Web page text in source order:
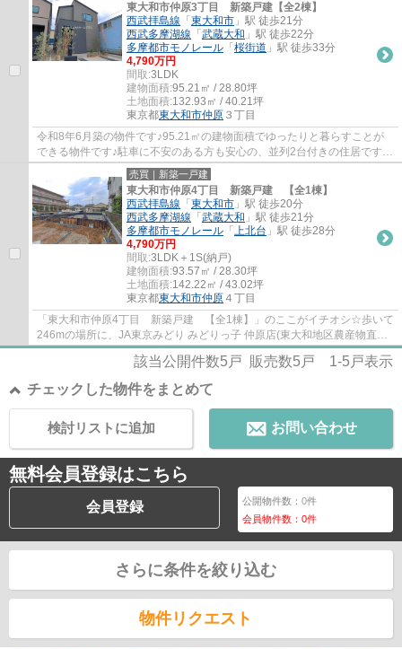
東大和市仲原3丁目 新築戸建【全2棟】
西武拝島線 「 東大和市 」駅 徒歩21分
西武多摩湖線 「 武蔵大和 」駅 徒歩22分
多摩都市モノレール 「 桜街道 」駅 徒歩33分
4,790万円
間取:3LDK
建物面積:95.21㎡ / 28.80坪
土地面積:132.93㎡ / 40.21坪
東京都東大和市仲原 ３丁目
令和8年6月築の物件です♪95.21㎡の建物面積でゆったりと暮らすことが
できる物件です♪駐車に不安のある方も安心の、並列2台付きの住居です♪
西武拝島線東大和市周辺で戸建てをお求めなら...
売買｜新築一戸建
東大和市仲原4丁目 新築戸建 【全1棟】
西武拝島線 「 東大和市 」駅 徒歩20分
西武多摩湖線 「 武蔵大和 」駅 徒歩21分
多摩都市モノレール 「 上北台 」駅 徒歩28分
4,790万円
間取:3LDK＋1S(納戸)
建物面積:93.57㎡ / 28.30坪
土地面積:142.22㎡ / 43.02坪
東京都東大和市仲原 ４丁目
「東大和市仲原4丁目 新築戸建 【全1棟】」のここがイチオシ☆歩いて
246mの場所に、JA東京みどり みどりっ子 仲原店(東大和地区農産物直売
所)があります☆地球にも家庭にも優しい長期...
該当公開件数5 戸 販売数5 戸 1-5 戸表示
チェックした物件をまとめて
お問い合わせ
検討リストに追加
無料会員登録はこちら
会員登録 公開物件数：0件
会員物件数：0件
さらに条件を絞り込む
物件リクエスト